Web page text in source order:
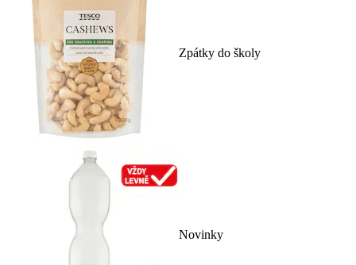
Zpátky do školy
Novinky